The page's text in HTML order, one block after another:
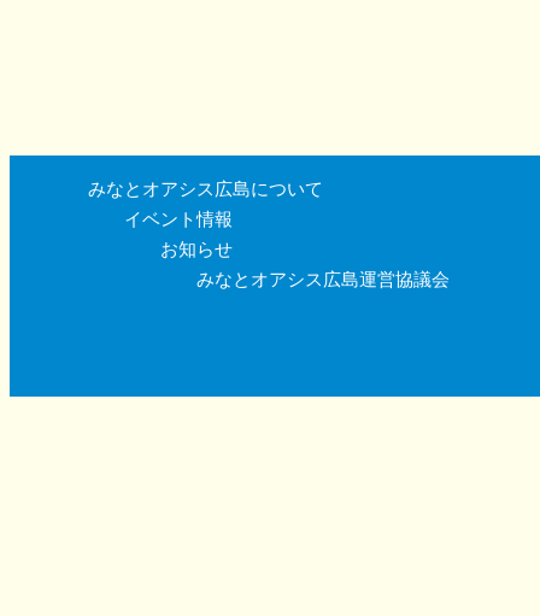
みなとオアシス広島について
イベント情報
お知らせ
みなとオアシス広島運営協議会